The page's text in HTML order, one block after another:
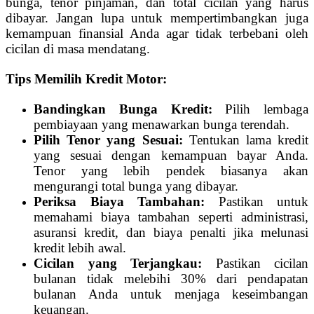
dibayar. Jangan lupa untuk mempertimbangkan juga
kemampuan finansial Anda agar tidak terbebani oleh
cicilan di masa mendatang.
Tips Memilih Kredit Motor:
Bandingkan Bunga Kredit: Pilih lembaga
pembiayaan yang menawarkan bunga terendah.
Pilih Tenor yang Sesuai: Tentukan lama kredit
yang sesuai dengan kemampuan bayar Anda.
Tenor yang lebih pendek biasanya akan
mengurangi total bunga yang dibayar.
Periksa Biaya Tambahan: Pastikan untuk
memahami biaya tambahan seperti administrasi,
asuransi kredit, dan biaya penalti jika melunasi
kredit lebih awal.
Cicilan yang Terjangkau: Pastikan cicilan
bulanan tidak melebihi 30% dari pendapatan
bulanan Anda untuk menjaga keseimbangan
keuangan.